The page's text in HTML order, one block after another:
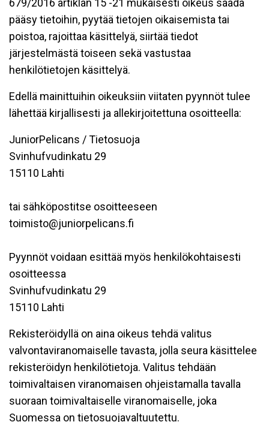
679/2016 artiklan 15 -21 mukaisesti oikeus saada
pääsy tietoihin, pyytää tietojen oikaisemista tai
poistoa, rajoittaa käsittelyä, siirtää tiedot
järjestelmästä toiseen sekä vastustaa
henkilötietojen käsittelyä.
Edellä mainittuihin oikeuksiin viitaten pyynnöt tulee
lähettää kirjallisesti ja allekirjoitettuna osoitteella:
JuniorPelicans / Tietosuoja
Svinhufvudinkatu 29
15110 Lahti
tai sähköpostitse osoitteeseen
toimisto@juniorpelicans.fi
Pyynnöt voidaan esittää myös henkilökohtaisesti
osoitteessa
Svinhufvudinkatu 29
15110 Lahti
Rekisteröidyllä on aina oikeus tehdä valitus
valvontaviranomaiselle tavasta, jolla seura käsittelee
rekisteröidyn henkilötietoja. Valitus tehdään
toimivaltaisen viranomaisen ohjeistamalla tavalla
suoraan toimivaltaiselle viranomaiselle, joka
Suomessa on tietosuojavaltuutettu.